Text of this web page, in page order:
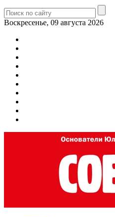
Воскресенье, 09 августа 2026